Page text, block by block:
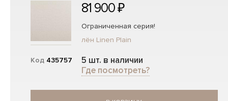
Код 435757
81 900 ₽
Ограниченная серия!
лён Linen Plain
5 шт. в наличии
Где посмотреть?